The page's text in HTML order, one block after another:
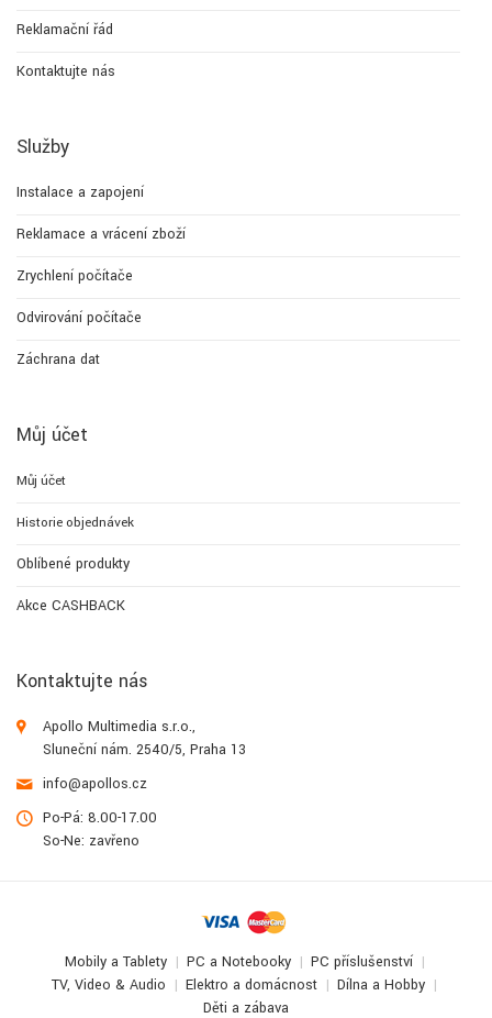
Reklamační řád
Kontaktujte nás
Služby
Instalace a zapojení
Reklamace a vrácení zboží
Zrychlení počítače
Odvirování počítače
Záchrana dat
Můj účet
Můj účet
Historie objednávek
Oblíbené produkty
Akce CASHBACK
Kontaktujte nás
Apollo Multimedia s.r.o.,
Sluneční nám. 2540/5, Praha 13
info@apollos.cz
Po-Pá: 8.00-17.00
So-Ne: zavřeno
Mobily a Tablety PC a Notebooky
PC příslušenství
TV, Video & Audio
Elektro a domácnost
Dílna a Hobby
Děti a zábava